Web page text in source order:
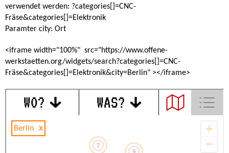
verwendet werden: ?categories[]=CNC-
Fräse&categories[]=Elektronik
Paramter city: Ort
<iframe width="100%" src="https://www.offene-
werkstaetten.org/widgets/search?categories[]=CNC-
Fräse&categories[]=Elektronik&city=Berlin" ></iframe>